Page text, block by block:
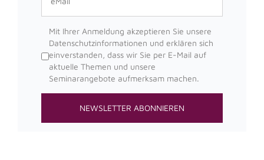
Mit Ihrer Anmeldung akzeptieren Sie unsere
Datenschutzinformationen und erklären sich
einverstanden, dass wir Sie per E-Mail auf
aktuelle Themen und unsere
Seminarangebote aufmerksam machen.